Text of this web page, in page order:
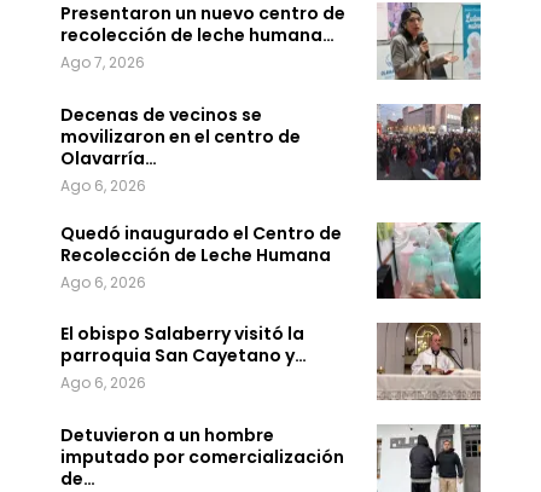
Presentaron un nuevo centro de
recolección de leche humana…
Ago 7, 2026
Decenas de vecinos se
movilizaron en el centro de
Olavarría…
Ago 6, 2026
Quedó inaugurado el Centro de
Recolección de Leche Humana
Ago 6, 2026
El obispo Salaberry visitó la
parroquia San Cayetano y…
Ago 6, 2026
Detuvieron a un hombre
imputado por comercialización
de…